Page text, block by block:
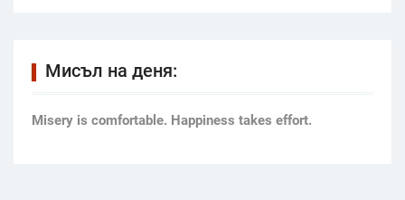
Мисъл на деня:
Мisery is comfortable. Happiness takes effort.